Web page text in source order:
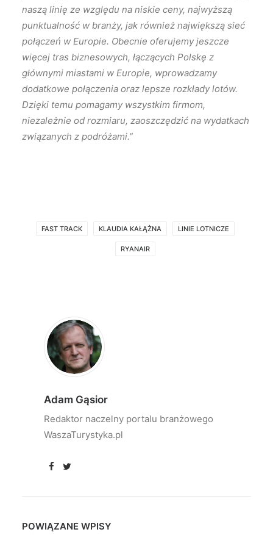
naszą linię ze względu na niskie ceny, najwyższą
punktualność w branży, jak również największą sieć
połączeń w Europie. Obecnie oferujemy jeszcze
więcej tras biznesowych, łączących Polskę z
głównymi miastami w Europie, wprowadzamy
dodatkowe połączenia oraz lepsze rozkłady lotów.
Dzięki temu pomagamy wszystkim firmom,
niezależnie od rozmiaru, zaoszczędzić na wydatkach
związanych z podróżami.”
FAST TRACK KLAUDIA KAŁĄŻNA LINIE LOTNICZE
RYANAIR
Adam Gąsior
Redaktor naczelny portalu branżowego
WaszaTurystyka.pl
POWIĄZANE WPISY